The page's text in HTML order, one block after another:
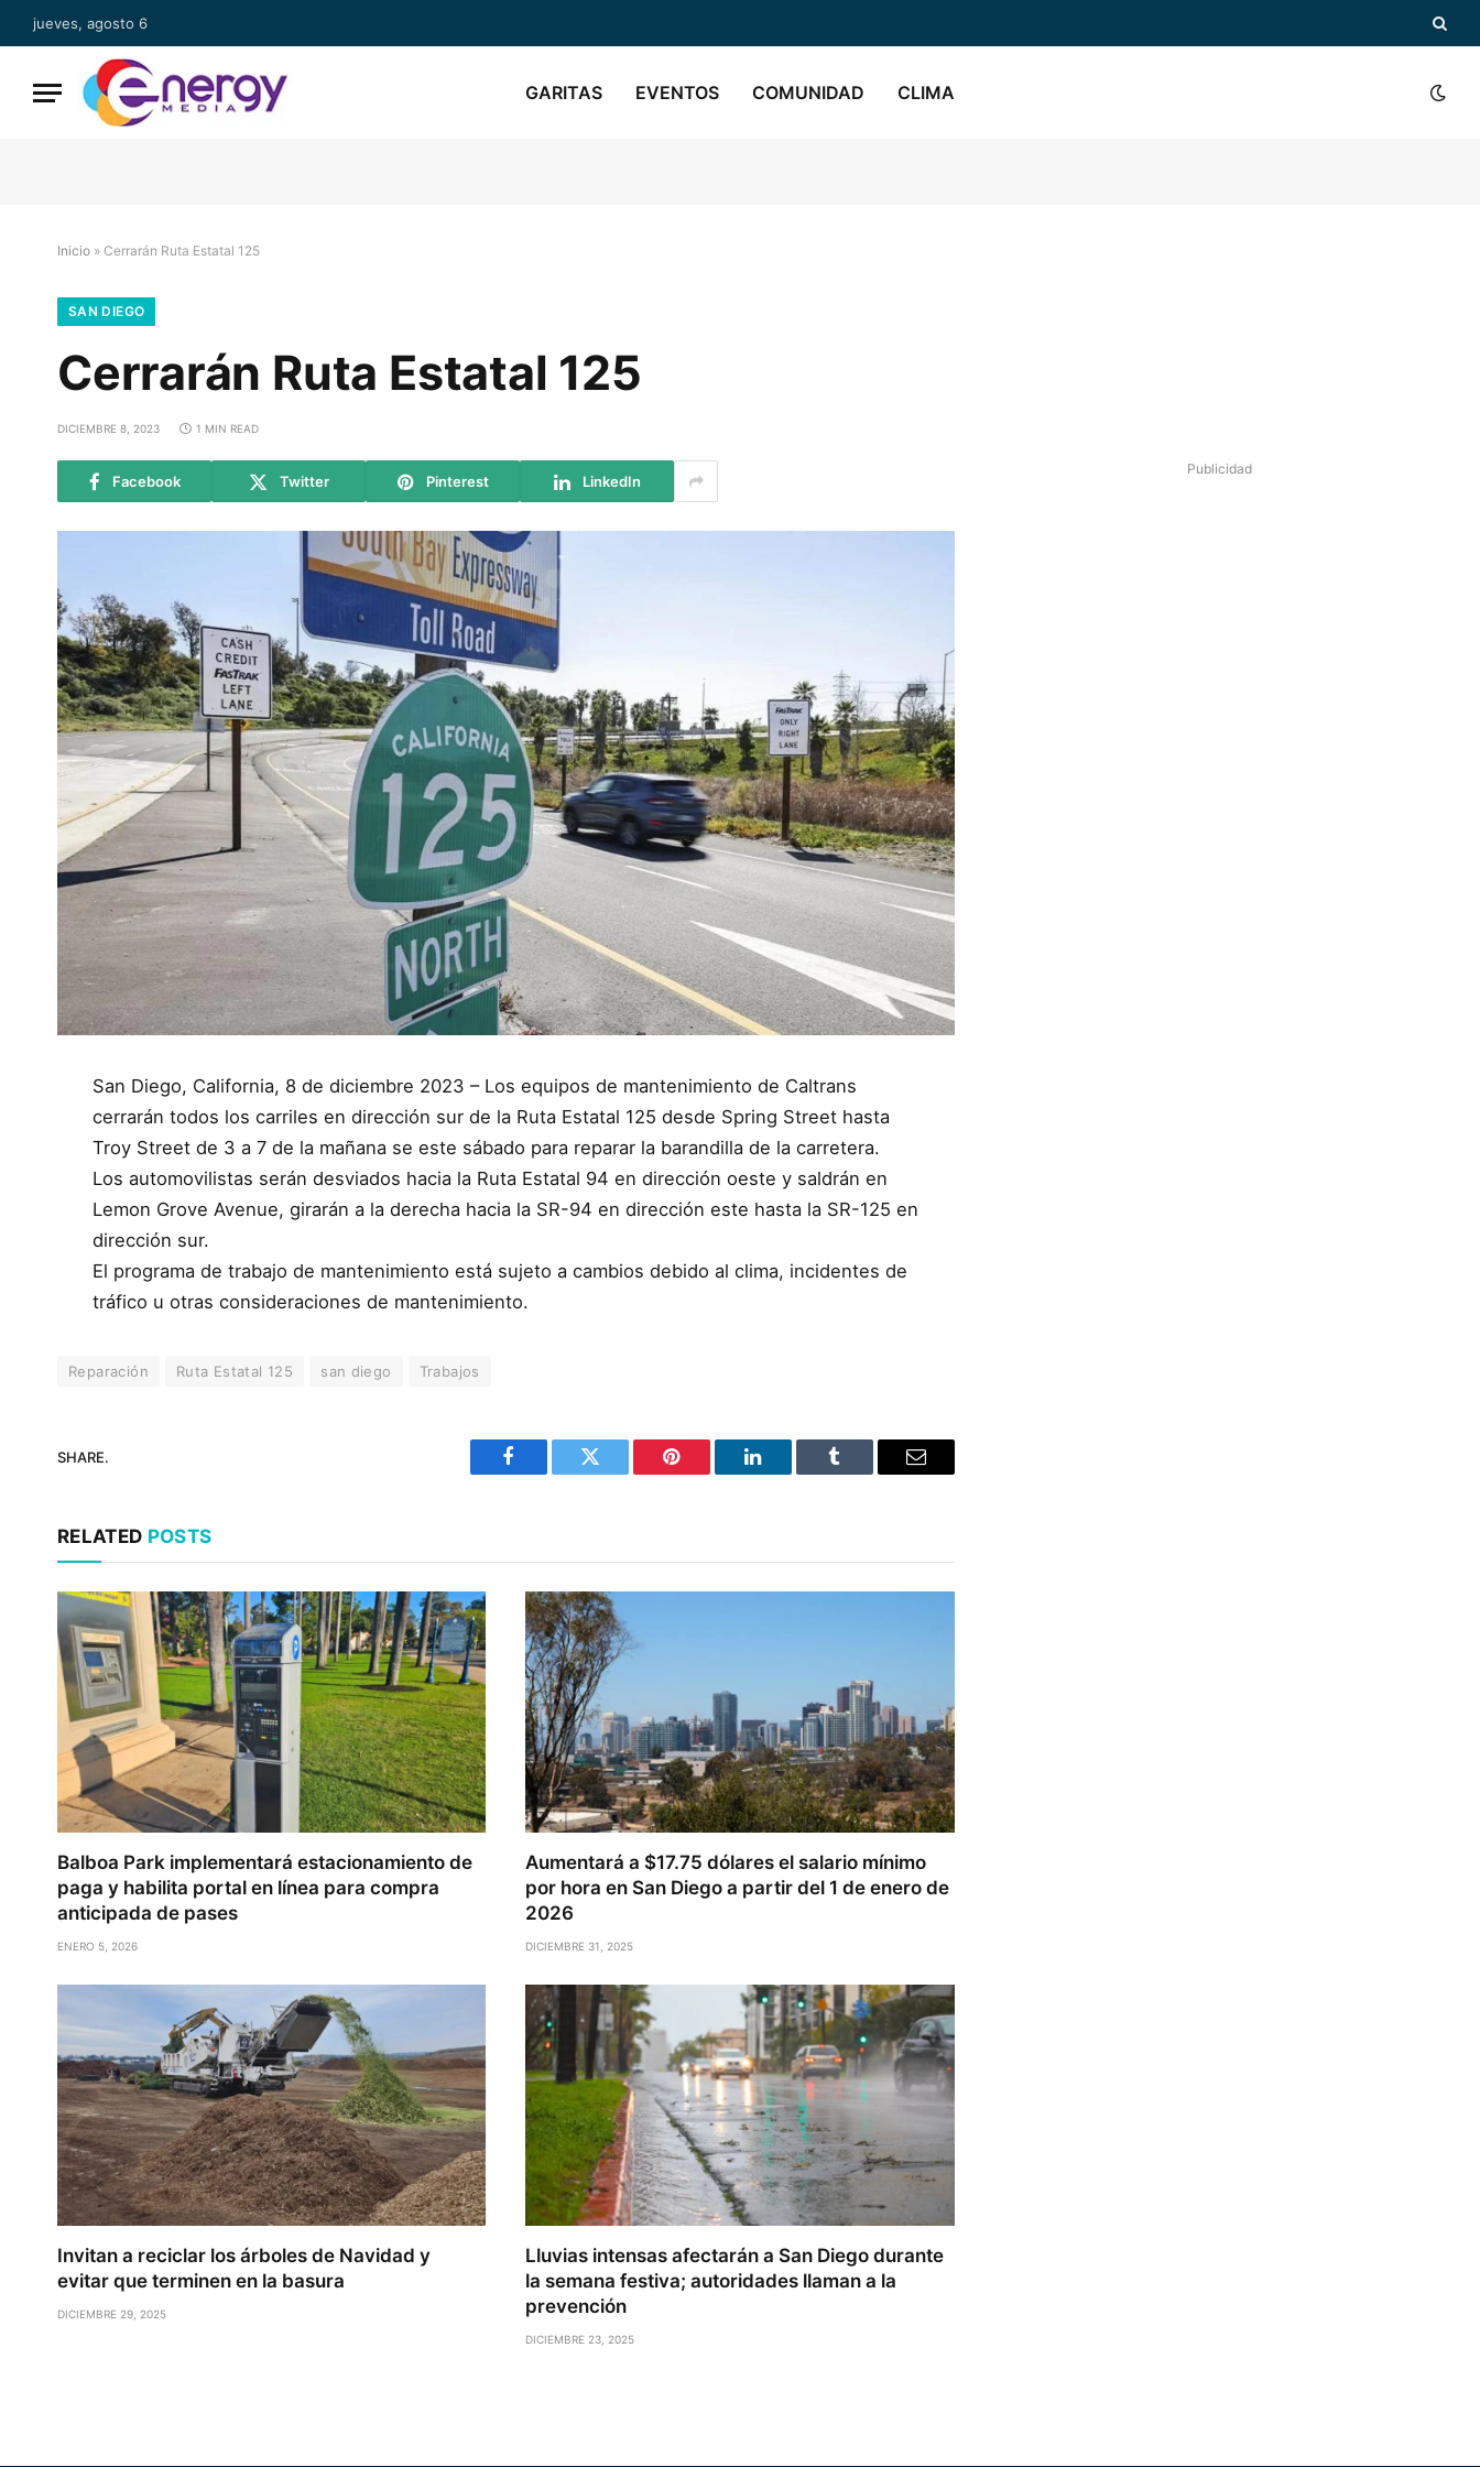
jueves, agosto 6
GARITAS EVENTOS COMUNIDAD CLIMA
Inicio » Cerrarán Ruta Estatal 125
SAN DIEGO
Cerrarán Ruta Estatal 125
DICIEMBRE 8, 2023 1 MIN READ
Facebook Twitter Pinterest LinkedIn
San Diego, California, 8 de diciembre 2023 – Los equipos de mantenimiento de Caltrans
cerrarán todos los carriles en dirección sur de la Ruta Estatal 125 desde Spring Street hasta
Troy Street de 3 a 7 de la mañana se este sábado para reparar la barandilla de la carretera.
Los automovilistas serán desviados hacia la Ruta Estatal 94 en dirección oeste y saldrán en
Lemon Grove Avenue, girarán a la derecha hacia la SR-94 en dirección este hasta la SR-125 en
dirección sur.
El programa de trabajo de mantenimiento está sujeto a cambios debido al clima, incidentes de
tráfico u otras consideraciones de mantenimiento.
Reparación Ruta Estatal 125 san diego Trabajos
SHARE.
Facebook Twitter Pinterest LinkedIn Tumblr Email
RELATED POSTS
Balboa Park implementará estacionamiento de
paga y habilita portal en línea para compra
anticipada de pases
ENERO 5, 2026
Aumentará a $17.75 dólares el salario mínimo
por hora en San Diego a partir del 1 de enero de
2026
DICIEMBRE 31, 2025
Invitan a reciclar los árboles de Navidad y
evitar que terminen en la basura
DICIEMBRE 29, 2025
Lluvias intensas afectarán a San Diego durante
la semana festiva; autoridades llaman a la
prevención
DICIEMBRE 23, 2025
Publicidad